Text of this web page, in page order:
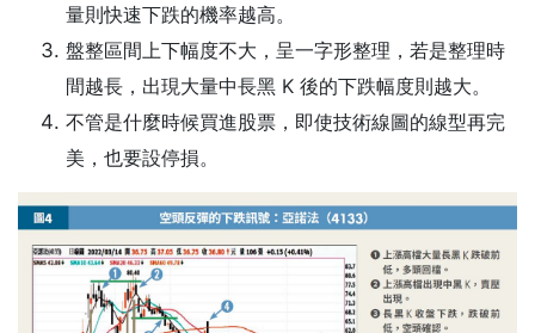
量則快速下跌的機率越高。
盤整區間上下幅度不大，呈一字形整理，若是整理時
間越長，出現大量中長黑 K 後的下跌幅度則越大。
不管是什麼時候買進股票，即使技術線圖的線型再完
美，也要設停損。